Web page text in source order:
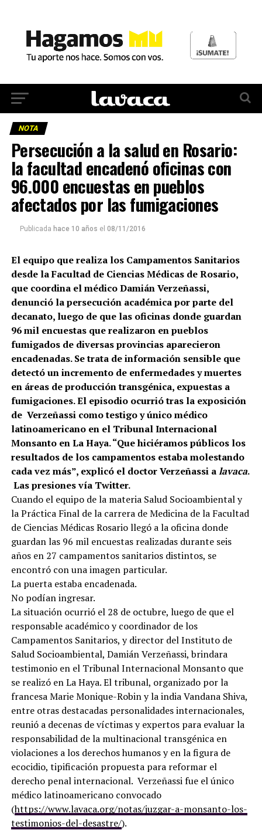
NOTA
Persecución a la salud en Rosario:
la facultad encadenó oficinas con
96.000 encuestas en pueblos
afectados por las fumigaciones
Publicada hace 10 años el 08/11/2016
El equipo que realiza los Campamentos Sanitarios
desde la Facultad de Ciencias Médicas de Rosario,
que coordina el médico Damián Verzeñassi,
denunció la persecución académica por parte del
decanato, luego de que las oficinas donde guardan
96 mil encuestas que realizaron en pueblos
fumigados de diversas provincias aparecieron
encadenadas. Se trata de información sensible que
detectó un incremento de enfermedades y muertes
en áreas de producción transgénica, expuestas a
fumigaciones. El episodio ocurrió tras la exposición
de Verzeñassi como testigo y único médico
latinoamericano en el Tribunal Internacional
Monsanto en La Haya.“Que hiciéramos públicos los
resultados de los campamentos estaba molestando
cada vez más”, explicó el doctor Verzeñassi alavaca.
Las presiones vía Twitter.
Cuando el equipo de la materia Salud Socioambiental y
la Práctica Final de la carrera de Medicina de la Facultad
de Ciencias Médicas Rosario llegó a la oficina donde
guardan las 96 mil encuestas realizadas durante seis
años en 27 campamentos sanitarios distintos, se
encontró con una imagen particular.
La puerta estaba encadenada.
No podían ingresar.
La situación ocurrió el 28 de octubre, luego de que el
responsable académico y coordinador de los
Campamentos Sanitarios, y director del Instituto de
Salud Socioambiental, Damián Verzeñassi, brindara
testimonio en el Tribunal Internacional Monsanto que
se realizó en La Haya. El tribunal, organizado por la
francesa Marie Monique-Robin y la india Vandana Shiva,
entre otras destacadas personalidades internacionales,
reunió a decenas de víctimas y expertos para evaluar la
responsabilidad de la multinacional transgénica en
violaciones a los derechos humanos y en la figura de
ecocidio, tipificación propuesta para reformar el
derecho penal internacional. Verzeñassi fue el único
médico latinoamericano convocado
(https://www.lavaca.org/notas/juzgar-a-monsanto-los-
testimonios-del-desastre/).